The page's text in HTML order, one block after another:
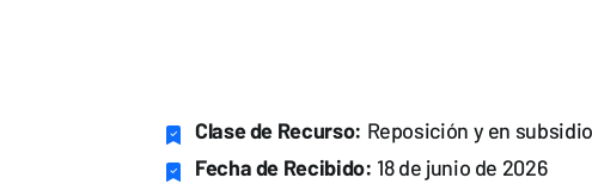
Clase de Recurso: Reposición y en
Fecha de Recibido: 18 de junio de 2026